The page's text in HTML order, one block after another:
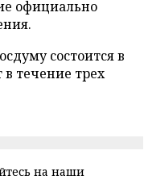
официально
состоится в
течение трех
на наши